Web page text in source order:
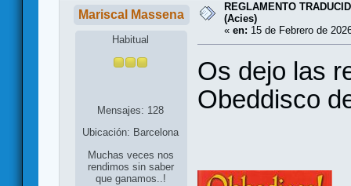
Mariscal Massena
Habitual
Mensajes: 128
Ubicación: Barcelona
Muchas veces nos
rendimos sin saber
que ganamos..!
REGLAMENTO
(Acies)
« en: 15 de Febrero de
Os dejo las
Obeddisco